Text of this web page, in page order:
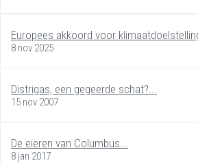
Europees akkoord voor
8 nov 2025
Distrigas, een gegeerde schat?...
15 nov 2007
De eieren van Columbus...
8 jan 2017